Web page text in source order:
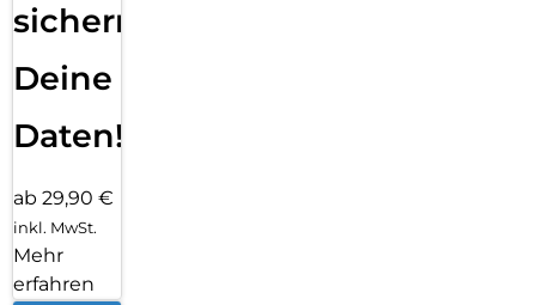
sichern
Deine
Daten!
ab 29,90 €
inkl. MwSt.
Mehr
erfahren